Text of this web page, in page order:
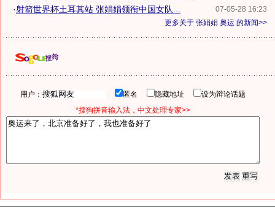
07-05-28 16:23
·射箭世界杯土耳其站 张娟娟领衔中国女队...
更多关于 张娟娟 奥运 的新闻>>
用户： 匿名 隐藏地址
设为辩论话题
*搜狗拼音输入法，中文处理专家>>